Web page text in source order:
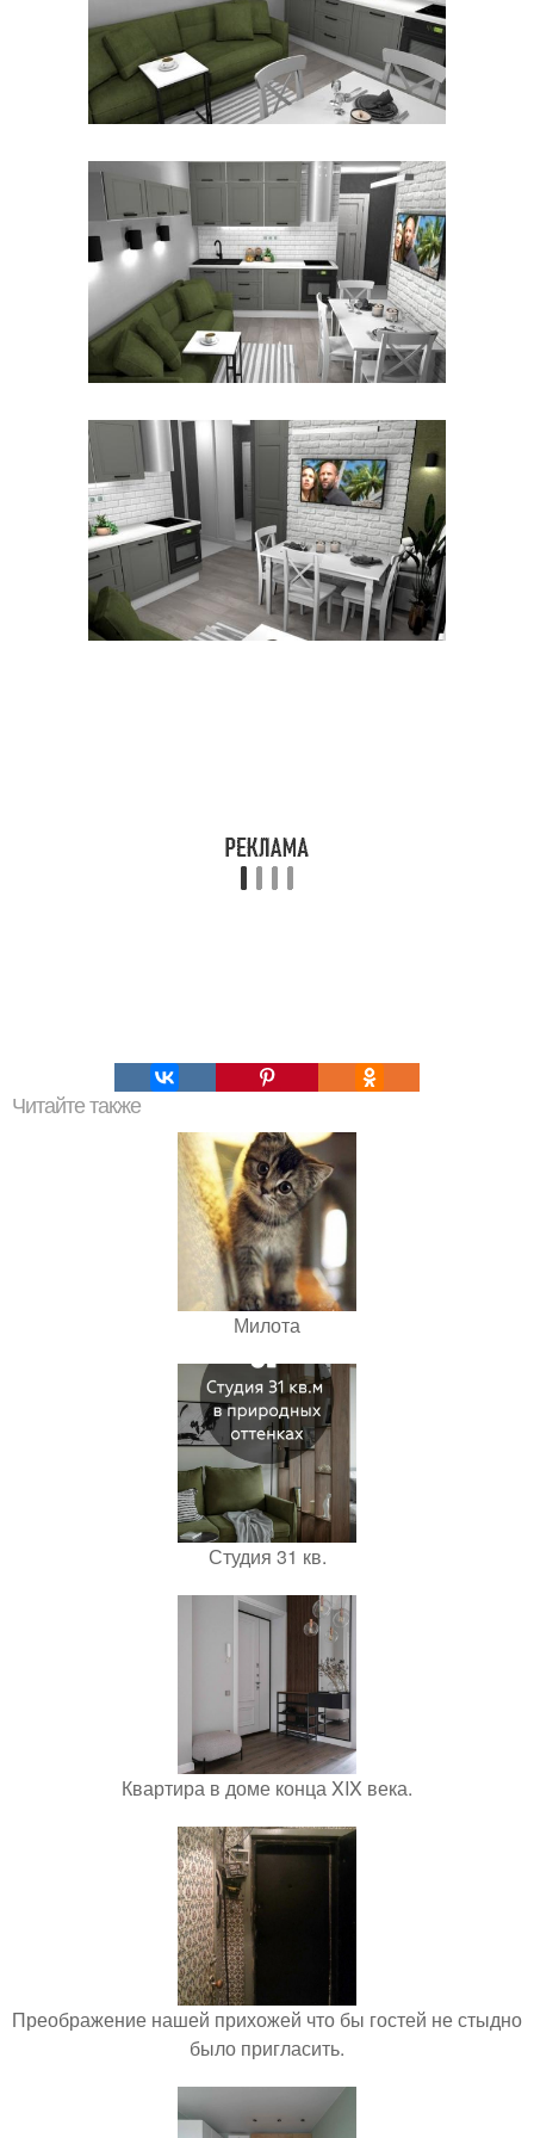
Читайте также
Милота
Студия 31 кв.
Квартира в доме конца XIX века.
Преображение нашей прихожей что бы гостей не стыдно
было пригласить.